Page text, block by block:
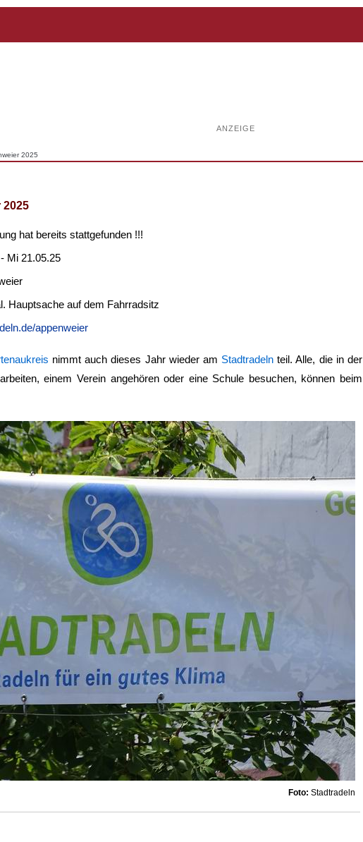
ANZEIGE
2025
2025
hat bereits stattgefunden !!!
Mi 21.05.25
Hauptsache auf dem Fahrradsitz
appenweier
nimmt auch dieses Jahr wieder am Stadtradeln teil. Alle, die in der
einem Verein angehören oder eine Schule besuchen, können beim
Foto: Stadtradeln